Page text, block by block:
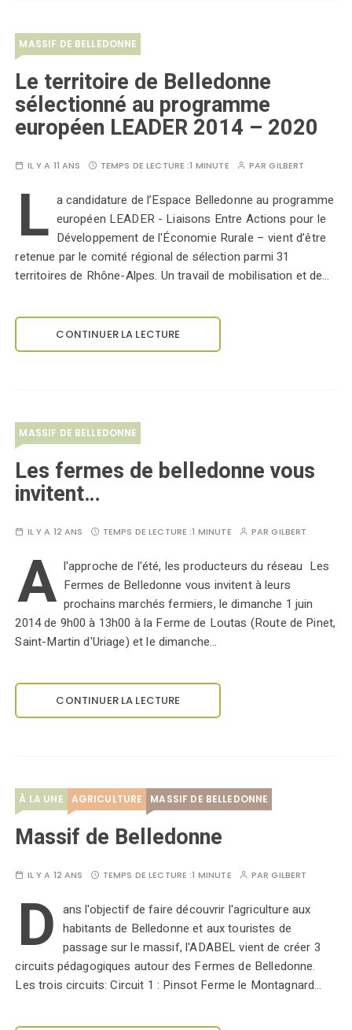
MASSIF DE BELLEDONNE
Le territoire de Belledonne
sélectionné au programme
européen LEADER 2014 – 2020
IL Y A 11 ANS TEMPS DE LECTURE :1 MINUTE PARGILBERT
L a candidature de l’Espace Belledonne au programme
européen LEADER - Liaisons Entre Actions pour le
Développement de l'Économie Rurale – vient d’être
retenue par le comité régional de sélection parmi 31
territoires de Rhône-Alpes. Un travail de mobilisation et de…
CONTINUER LA LECTURE
MASSIF DE BELLEDONNE
Les fermes de belledonne vous
invitent…
IL Y A 12 ANS TEMPS DE LECTURE :1 MINUTE PARGILBERT
A l'approche de l'été, les producteurs du réseau Les
Fermes de Belledonne vous invitent à leurs
prochains marchés fermiers, le dimanche 1 juin
2014 de 9h00 à 13h00 à la Ferme de Loutas (Route de Pinet,
Saint-Martin d'Uriage) et le dimanche…
CONTINUER LA LECTURE
À LA UNE AGRICULTURE MASSIF DE BELLEDONNE
Massif de Belledonne
IL Y A 12 ANS TEMPS DE LECTURE :1 MINUTE PARGILBERT
D ans l'objectif de faire découvrir l'agriculture aux
habitants de Belledonne et aux touristes de
passage sur le massif, l'ADABEL vient de créer 3
circuits pédagogiques autour des Fermes de Belledonne.
Les trois circuits: Circuit 1 : Pinsot Ferme le Montagnard…